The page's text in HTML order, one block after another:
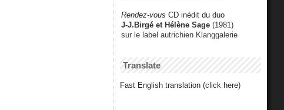
Rendez-vous CD inédit du duo
J-J.Birgé et Hélène Sage (1981)
sur le label autrichien Klanggalerie
Translate
Fast English translation (click here)